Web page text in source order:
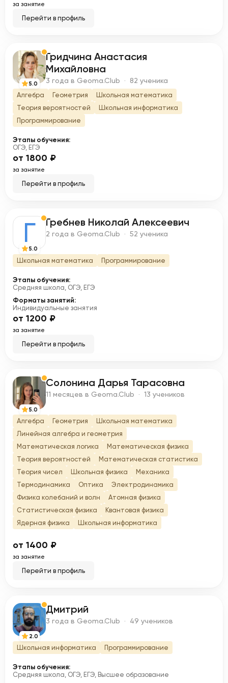
за занятие
Перейти в профиль
Г
5.0
Гридчина Анастасия
Михайловна
3 года в Geoma.Club · 82 ученика
Алгебра Геометрия
Школьная математика
Теория вероятностей
Школьная информатика
Программирование
Этапы обучения:
ОГЭ, ЕГЭ
от 1800 ₽
за занятие
Перейти в профиль
Г
5.0
Гребнев Николай Алексеевич
2 года в Geoma.Club · 52 ученика
Школьная математика Программирование
Этапы обучения:
Средняя школа, ОГЭ, ЕГЭ
Форматы занятий:
Индивидуальные занятия
от 1200 ₽
за занятие
Перейти в профиль
С
5.0
Солонина Дарья Тарасовна
11 месяцев в Geoma.Club · 13 учеников
Алгебра Геометрия
Школьная математика
Линейная алгебра и геометрия
Математическая логика
Математическая физика
Теория вероятностей
Математическая статистика
Теория чисел
Школьная физика
Механика
Термодинамика
Оптика
Электродинамика
Физика колебаний и волн
Атомная физика
Статистическая физика
Квантовая физика
Ядерная физика
Школьная информатика
от 1400 ₽
за занятие
Перейти в профиль
Д
2.0
Дмитрий
3 года в Geoma.Club · 49 учеников
Школьная информатика Программирование
Этапы обучения:
Средняя школа, ОГЭ, ЕГЭ, Высшее образование